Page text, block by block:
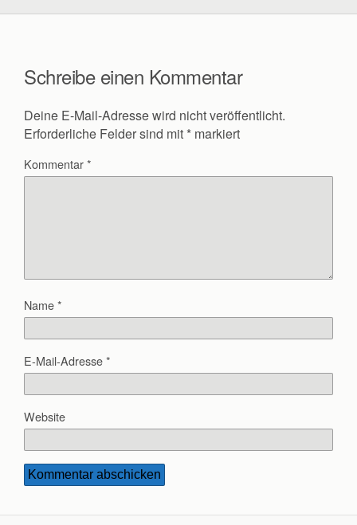
Schreibe einen Kommentar
Deine E-Mail-Adresse wird nicht veröffentlicht.
Erforderliche Felder sind mit * markiert
Kommentar*
Name*
E-Mail-Adresse*
Website